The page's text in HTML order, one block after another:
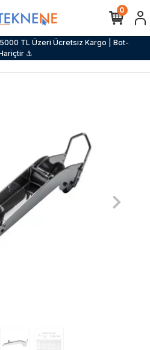
TL Üzeri Ücretsiz Kargo | Bot-
⚓
0